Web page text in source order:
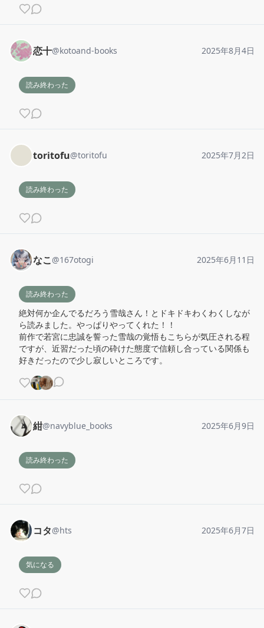
恋十@kotoand-books 2025年8月4日
読み終わった
toritofu@toritofu 2025年7月2日
読み終わった
なこ@167otogi 2025年6月11日
読み終わった
絶対何か企んでるだろう雪哉さん！とドキドキわくわくしなが
ら読みました。やっぱりやってくれた！！
前作で若宮に忠誠を誓った雪哉の覚悟もこちらが気圧される程
ですが、近習だった頃の砕けた態度で信頼し合っている関係も
好きだったので少し寂しいところです。
紺@navyblue_books 2025年6月9日
読み終わった
コタ@hts 2025年6月7日
気になる